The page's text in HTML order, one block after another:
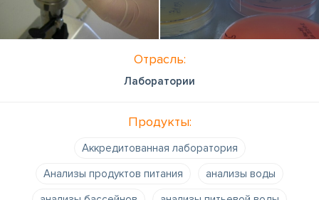
Отрасль:
Лаборатории
Продукты:
Аккредитованная лаборатория
Анализы продуктов питания
анализы воды